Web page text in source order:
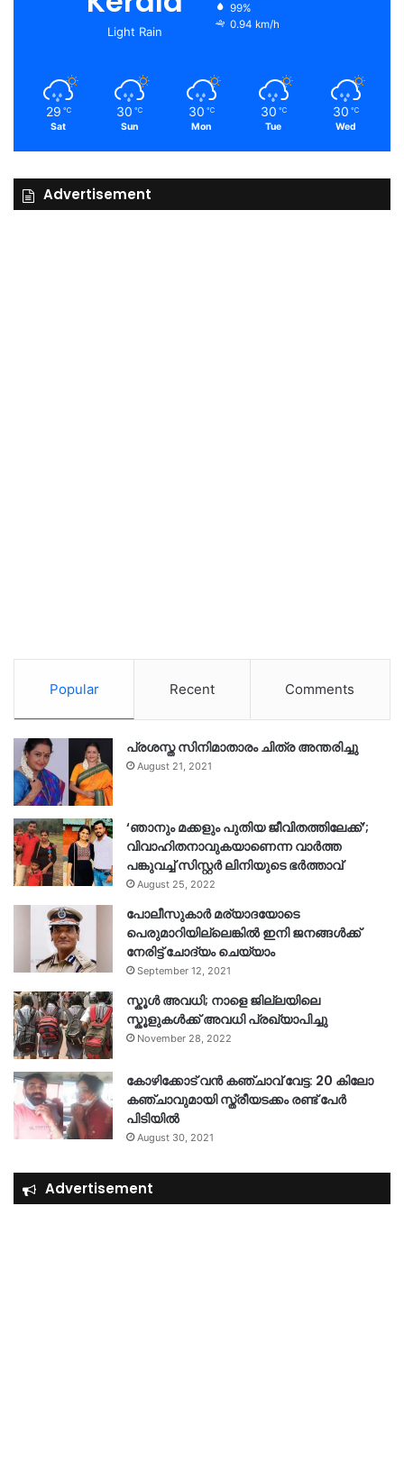
Light Rain
99%
0.94 km/h
29 ℃
Sat
30 ℃
Sun
30 ℃
Mon
30 ℃
Tue
30 ℃
Wed
Advertisement
Popular Recent Comments
പ്രശസ്ത സിനിമാതാരം ചിത്ര അന്തരിച്ചു
August 21, 2021
‘ഞാനും മക്കളും പുതിയ ജീവിതത്തിലേക്ക്’;
വിവാഹിതനാവുകയാണെന്ന വാർത്ത
പങ്കുവച്ച് സിസ്റ്റർ ലിനിയുടെ ഭർത്താവ്
August 25, 2022
പോലീസുകാര്‍ മര്യാദയോടെ
പെരുമാറിയില്ലെങ്കില്‍ ഇനി ജനങ്ങള്‍ക്ക്
നേരിട്ട് ചോദ്യം ചെയ്യാം
September 12, 2021
സ്കൂൾ അവധി; നാളെ ജില്ലയിലെ
സ്കൂളുകൾക്ക് അവധി പ്രഖ്യാപിച്ചു
November 28, 2022
കോഴിക്കോട് വൻ കഞ്ചാവ് വേട്ട: 20 കിലോ
കഞ്ചാവുമായി സ്ത്രീയടക്കം രണ്ട് പേർ
പിടിയിൽ
August 30, 2021
Advertisement